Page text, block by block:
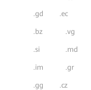
.gd .ec
.bz .vg
.si .md
.im .gr
.gg .cz